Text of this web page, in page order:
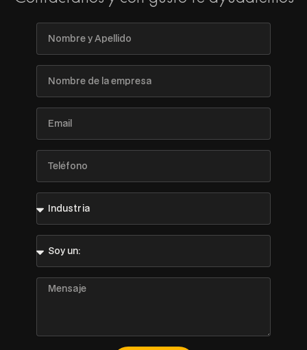
Nombre
Apellido
Nombre
la
empresa
Email
Teléfono
Industria
Soy
un:
Mensaje